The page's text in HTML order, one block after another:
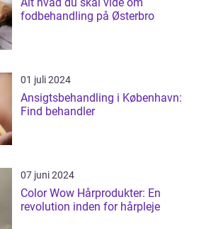
fodbehandling på Østerbro
01 juli 2024
Ansigtsbehandling i København:
Find behandler
07 juni 2024
Color Wow Hårprodukter: En
revolution inden for hårpleje